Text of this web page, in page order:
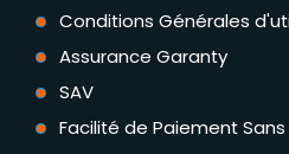
Conditions Générales
Assurance Garanty
SAV
Facilité de Paiement